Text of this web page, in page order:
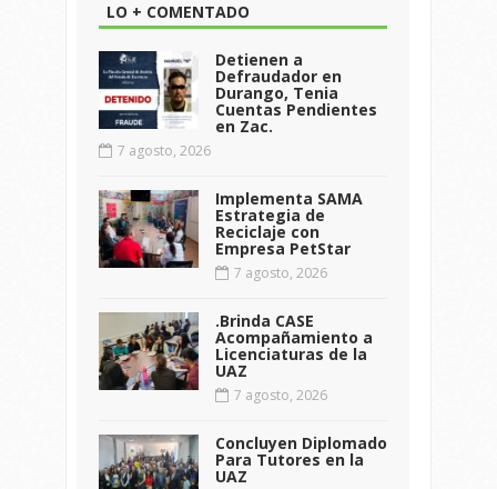
LO + COMENTADO
Detienen a
Defraudador en
Durango, Tenia
Cuentas Pendientes
en Zac.
7 agosto, 2026
Implementa SAMA
Estrategia de
Reciclaje con
Empresa PetStar
7 agosto, 2026
.Brinda CASE
Acompañamiento a
Licenciaturas de la
UAZ
7 agosto, 2026
Concluyen Diplomado
Para Tutores en la
UAZ